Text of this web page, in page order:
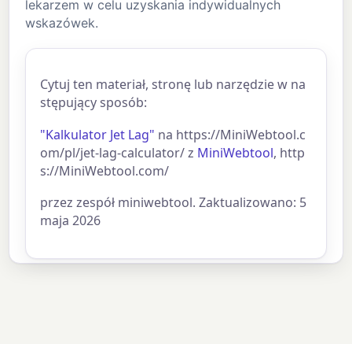
lekarzem w celu uzyskania indywidualnych
wskazówek.
Cytuj ten materiał, stronę lub narzędzie w na
stępujący sposób:
"Kalkulator Jet Lag" na https://MiniWebtool.c
om/pl/jet-lag-calculator/ z MiniWebtool, http
s://MiniWebtool.com/
przez zespół miniwebtool. Zaktualizowano: 5
maja 2026